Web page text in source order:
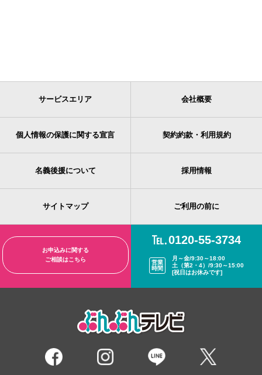
サービスエリア 会社概要
個人情報の保護に関する宣言 契約約款・利用規約
名義後援について 採用情報
サイトマップ ご利用の前に
お申込みに関する
ご相談はこちら
0120-55-3734
営業
時間
月～金/9:30～18:00
土（第2・4）/9:30～15:00
[祝日はお休みです]